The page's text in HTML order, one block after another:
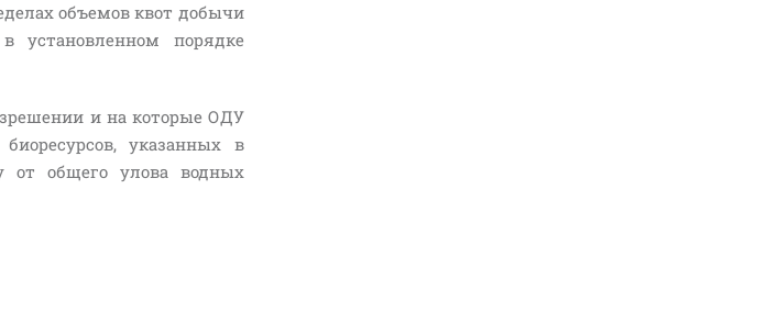
объемов квот добычи
установленном порядке
и на которые ОДУ
указанных в
от общего улова водных